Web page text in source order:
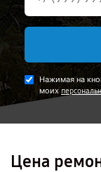
Нажимая на
моих
Цена